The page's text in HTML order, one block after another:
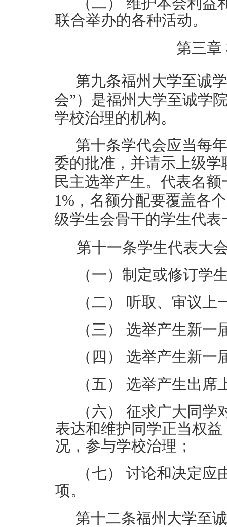
联合举办的各种活动。
第三章
第九条福州大学至诚
会”）是福州大学至诚学
学校治理的机构。
第十条学代会应当每
委的批准，并请示上级
民主选举产生。代表名
1%，名额分配要覆盖各个
级学生会骨干的学生代表
第十一条学生代表大
（一）制定或修订学
（二） 听取、审议上
（三） 选举产生新一
（四） 选举产生新一
（五） 选举产生出席
（六） 征求广大同学
表达和维护同学正当权
况，参与学校治理；
（七） 讨论和决定应
项。
第十二条福州大学至